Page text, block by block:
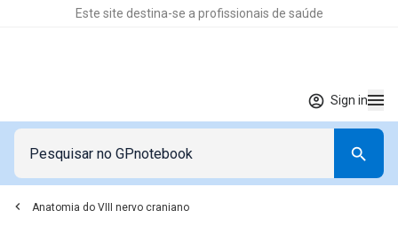
Este site destina-se a profissionais de saúde
Sign in
Anatomia do VIII nervo craniano